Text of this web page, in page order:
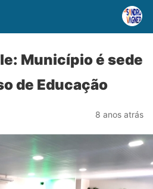
Município é sede
de Educação
8 anos atrás